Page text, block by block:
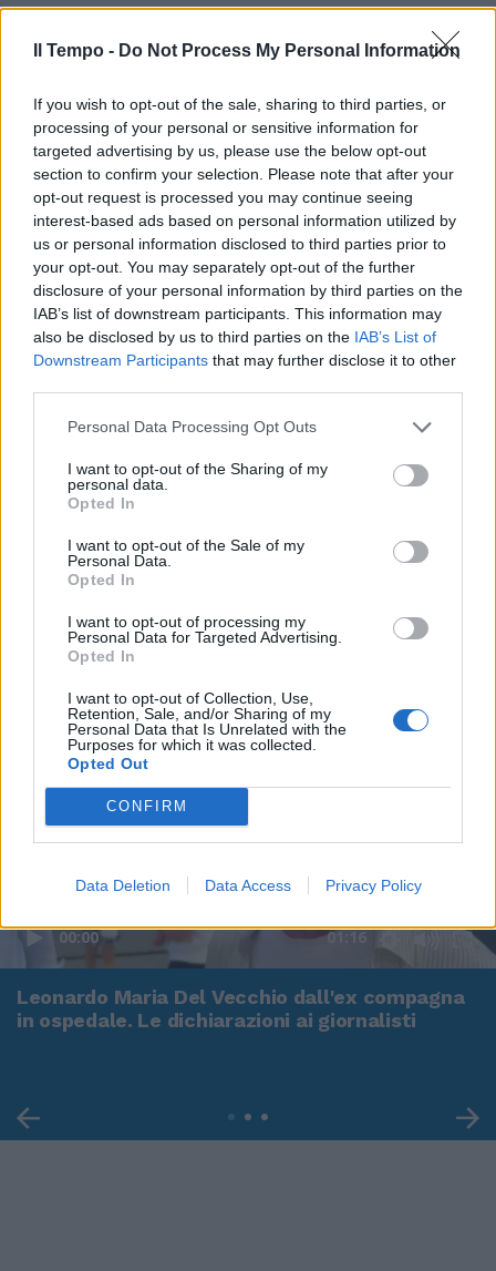
Il Tempo - Do Not Process My Personal Information
If you wish to opt-out of the sale, sharing to third parties, or
processing of your personal or sensitive information for
targeted advertising by us, please use the below opt-out
section to confirm your selection. Please note that after your
opt-out request is processed you may continue seeing
interest-based ads based on personal information utilized by
us or personal information disclosed to third parties prior to
your opt-out. You may separately opt-out of the further
disclosure of your personal information by third parties on the
IAB’s list of downstream participants. This information may
also be disclosed by us to third parties on the IAB’s List of
Downstream Participants that may further disclose it to other
Personal Data Processing Opt Outs
I want to opt-out of the Sharing of my
personal data.
Opted In
I want to opt-out of the Sale of my
Personal Data.
Opted In
I want to opt-out of processing my
Personal Data for Targeted Advertising.
Opted In
I want to opt-out of Collection, Use,
Retention, Sale, and/or Sharing of my
Personal Data that Is Unrelated with the
Purposes for which it was collected.
Opted Out
CONFIRM
Data Deletion Data Access Privacy Policy
00:00 01:16
Leonardo Maria Del Vecchio dall'ex compagna
in ospedale. Le dichiarazioni ai giornalisti